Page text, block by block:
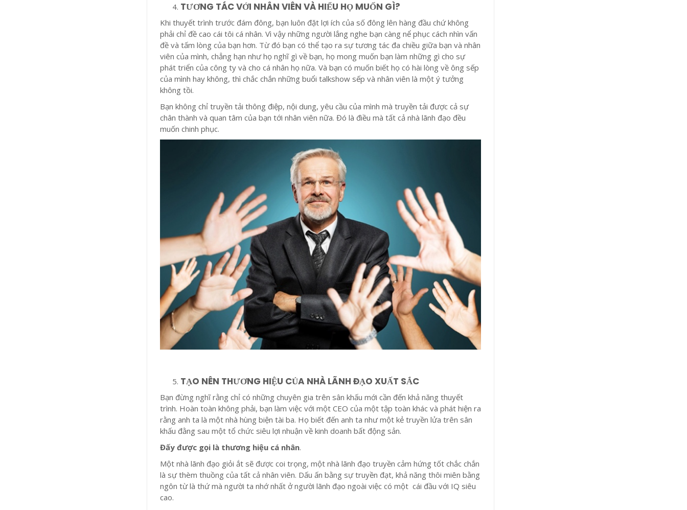
TƯƠNG TÁC VỚI NHÂN VIÊN VÀ HIỂU HỌ MUỐN GÌ?
Khi thuyết trình trước đám đông, bạn luôn đặt lợi ích của số đông lên hàng đầu chứ không
phải chỉ đề cao cái tôi cá nhân. Vì vậy những người lắng nghe bạn càng nể phục cách nhìn vấn
đề và tấm lòng của bạn hơn. Từ đó bạn có thể tạo ra sự tương tác đa chiều giữa bạn và nhân
viên của mình, chẳng hạn như họ nghĩ gì về bạn, họ mong muốn bạn làm những gì cho sự
phát triển của công ty và cho cá nhân họ nữa. Và bạn có muốn biết họ có hài lòng về ông sếp
của mình hay không, thì chắc chắn những buổi talkshow sếp và nhân viên là một ý tưởng
không tồi.
Bạn không chỉ truyền tải thông điệp, nội dung, yêu cầu của mình mà truyền tải được cả sự
chân thành và quan tâm của bạn tới nhân viên nữa. Đó là điều mà tất cả nhà lãnh đạo đều
muốn chinh phục.
TẠO NÊN THƯƠNG HIỆU CỦA NHÀ LÃNH ĐẠO XUẤT SẮC
Bạn đừng nghĩ rằng chỉ có những chuyên gia trên sân khấu mới cần đến khả năng thuyết
trình. Hoàn toàn không phải, bạn làm việc với một CEO của một tập toàn khác và phát hiện ra
rằng anh ta là một nhà hùng biện tài ba. Họ biết đến anh ta như một kẻ truyền lửa trên sân
khấu đằng sau một tổ chức siêu lợi nhuận về kinh doanh bất động sản.
Đấy được gọi là thương hiệu cá nhân.
Một nhà lãnh đạo giỏi ắt sẽ được coi trọng, một nhà lãnh đạo truyền cảm hứng tốt chắc chắn
là sự thèm thuồng của tất cả nhân viên. Dấu ấn bằng sự truyền đạt, khả năng thôi miên bằng
ngôn từ là thứ mà người ta nhớ nhất ở người lãnh đạo ngoài việc có một cái đầu với IQ siêu
cao.